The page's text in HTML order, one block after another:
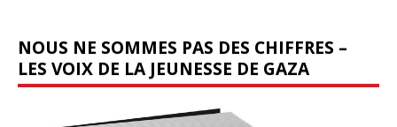
NOUS NE SOMMES PAS DES CHIFFRES –
LES VOIX DE LA JEUNESSE DE GAZA